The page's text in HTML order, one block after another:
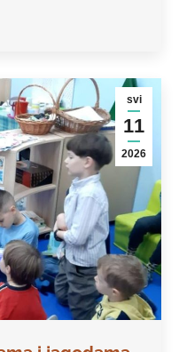
svi
11
2026